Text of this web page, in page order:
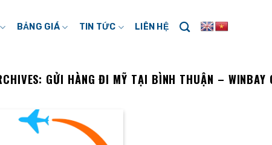
BẢNG GIÁ TIN TỨC LIÊN HỆ
GỬI HÀNG ĐI MỸ TẠI BÌNH THUẬN – WINBAY